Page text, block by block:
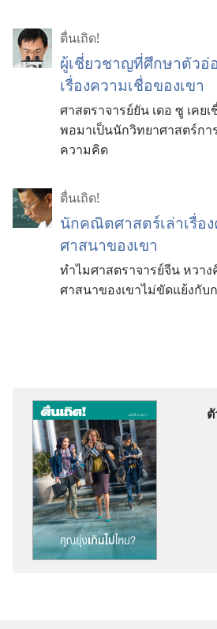
ตื่นเถิด!
ผู้​เชี่ยวชาญ​ที่​ศึกษา​ตัว​อ่
เรื่อง​ความ​เชื่อ​ของ​เขา
ศาสตราจารย์​ยัน เดอ ซู เคย​
พอ​มา​เป็น​นัก​วิทยาศาสตร์​กา
ความ​คิด
ตื่นเถิด!
นักคณิตศาสตร์เล่าเรื่อง
ศาสนาของเขา
ทำไมศาสตราจารย์จีน หวาง
ศาสนาของเขาไม่ขัดแย้งกับ